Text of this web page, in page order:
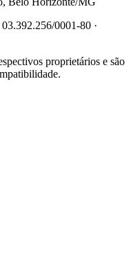
0001-80 ·
proprietários e são